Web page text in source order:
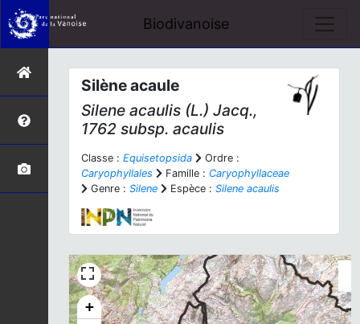
Biodivanoise
Silène acaule
Silene acaulis (L.) Jacq.,
1762 subsp. acaulis
Classe : Equisetopsida
Ordre :
Caryophyllales
Famille : Caryophyllaceae
Genre : Silene Espèce : Silene acaulis
+